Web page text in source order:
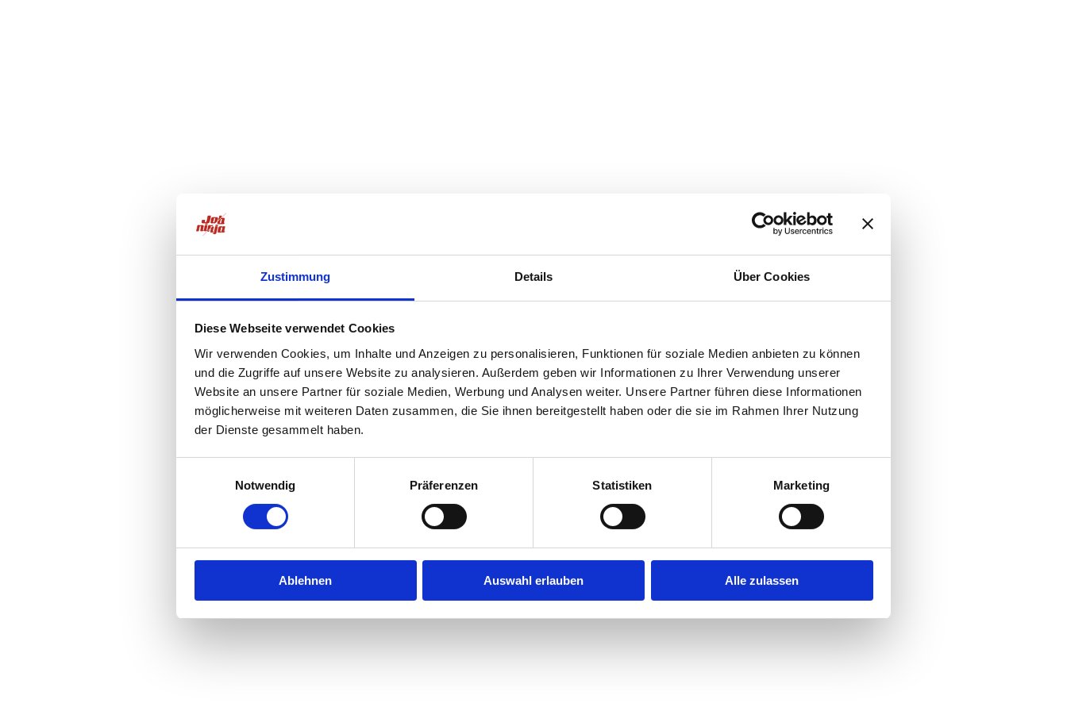
Zustimmung Details Über Cookies
Diese Webseite verwendet Cookies
Wir verwenden Cookies, um Inhalte und Anzeigen zu personalisieren, Funktionen für soziale Medien anbieten zu können
und die Zugriffe auf unsere Website zu analysieren. Außerdem geben wir Informationen zu Ihrer Verwendung unserer
Website an unsere Partner für soziale Medien, Werbung und Analysen weiter. Unsere Partner führen diese Informationen
möglicherweise mit weiteren Daten zusammen, die Sie ihnen bereitgestellt haben oder die sie im Rahmen Ihrer Nutzung
der Dienste gesammelt haben.
Notwendig
Präferenzen Statistiken Marketing
Ablehnen Auswahl erlauben Alle zulassen
Application error: aclient-side exception has occurred while loadingjobninja.com(see the browser consolefor more information).